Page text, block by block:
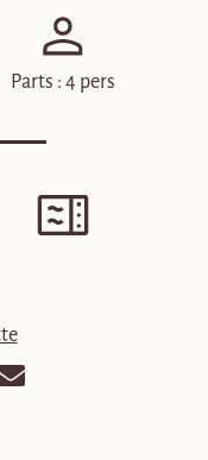
Parts : 4 pers